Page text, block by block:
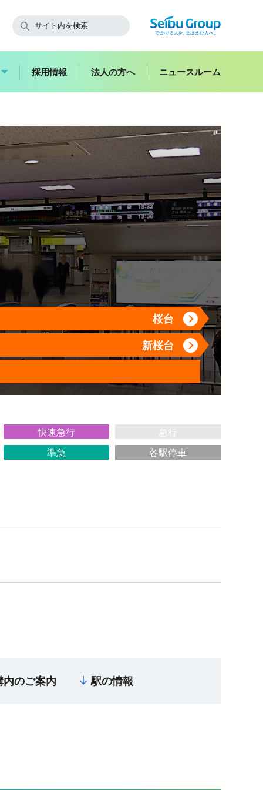
飯能
スイーツ
花
ハイキング
バス
快適にご利用いただくために
西武鉄道からのお願い
お子さま連れのお客さま・
妊娠中のお客さま
介助事前受付サービス
採用情報 法人の方へ ニュースルーム
→
桜台
→
新桜台
快速急行
急行
準急
各駅停車
内のご案内 駅の情報